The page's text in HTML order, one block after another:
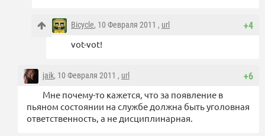
+4
Bicycle, 10 Февраля 2011 , url
vot-vot!
+6
jaik, 10 Февраля 2011 , url
Мне почему-то кажется, что за появление в
пьяном состоянии на службе должна быть уголовная
ответственность, а не дисциплинарная.